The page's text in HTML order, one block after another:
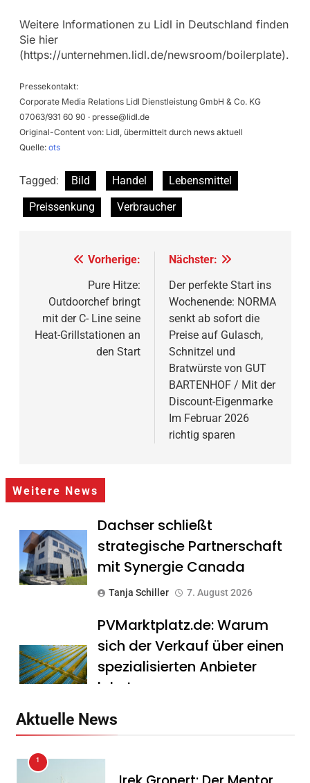
Weitere Informationen zu Lidl in Deutschland finden
Sie hier
(https://unternehmen.lidl.de/newsroom/boilerplate).
Pressekontakt:
Corporate Media Relations Lidl Dienstleistung GmbH & Co. KG
07063/931 60 90 · presse@lidl.de
Original-Content von: Lidl, übermittelt durch news aktuell
Quelle: ots
Tagged: Bild Handel
Lebensmittel
Preissenkung
Verbraucher
Beitragsnavigation
Vorherige:
Pure Hitze:
Outdoorchef bringt
mit der C- Line seine
Heat-Grillstationen an
den Start
Nächster:
Der perfekte Start ins
Wochenende: NORMA
senkt ab sofort die
Preise auf Gulasch,
Schnitzel und
Bratwürste von GUT
BARTENHOF / Mit der
Discount-Eigenmarke
Im Februar 2026
richtig sparen
Weitere News
Dachser schließt
strategische Partnerschaft
mit Synergie Canada
Tanja Schiller 7. August 2026
PVMarktplatz.de: Warum
sich der Verkauf über einen
spezialisierten Anbieter
lohnt
Aktuelle News
1